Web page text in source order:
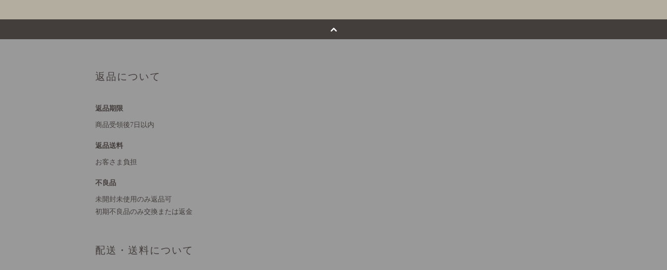
返品について
返品期限
商品受領後7日以内
返品送料
お客さま負担
不良品
未開封未使用のみ返品可
初期不良品のみ交換または返金
配送・送料について